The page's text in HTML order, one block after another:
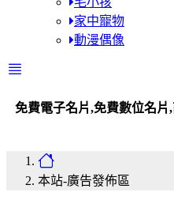
家中寵物
動漫偶像
子名片,免費數位名片,商用
本站-廣告發佈區